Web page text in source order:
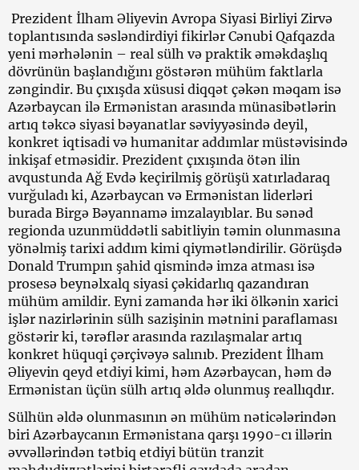
Prezident İlham Əliyevin Avropa Siyasi Birliyi Zirvə
toplantısında səsləndirdiyi fikirlər Cənubi Qafqazda
yeni mərhələnin – real sülh və praktik əməkdaşlıq
dövrünün başlandığını göstərən mühüm faktlarla
zəngindir. Bu çıxışda xüsusi diqqət çəkən məqam isə
Azərbaycan ilə Ermənistan arasında münasibətlərin
artıq təkcə siyasi bəyanatlar səviyyəsində deyil,
konkret iqtisadi və humanitar addımlar müstəvisində
inkişaf etməsidir. Prezident çıxışında ötən ilin
avqustunda Ağ Evdə keçirilmiş görüşü xatırladaraq
vurğuladı ki, Azərbaycan və Ermənistan liderləri
burada Birgə Bəyannamə imzalayıblar. Bu sənəd
regionda uzunmüddətli sabitliyin təmin olunmasına
yönəlmiş tarixi addım kimi qiymətləndirilir. Görüşdə
Donald Trumpın şahid qismində imza atması isə
prosesə beynəlxalq siyasi çəkidarlıq qazandıran
mühüm amildir. Eyni zamanda hər iki ölkənin xarici
işlər nazirlərinin sülh sazişinin mətnini paraflaması
göstərir ki, tərəflər arasında razılaşmalar artıq
konkret hüquqi çərçivəyə salınıb. Prezident İlham
Əliyevin qeyd etdiyi kimi, həm Azərbaycan, həm də
Ermənistan üçün sülh artıq əldə olunmuş reallıqdır.
Sülhün əldə olunmasının ən mühüm nəticələrindən
biri Azərbaycanın Ermənistana qarşı 1990-cı illərin
əvvəllərindən tətbiq etdiyi bütün tranzit